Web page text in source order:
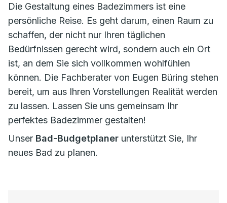
Die Gestaltung eines Badezimmers ist eine
persönliche Reise. Es geht darum, einen Raum zu
schaffen, der nicht nur Ihren täglichen
Bedürfnissen gerecht wird, sondern auch ein Ort
ist, an dem Sie sich vollkommen wohlfühlen
können. Die Fachberater von Eugen Büring stehen
bereit, um aus Ihren Vorstellungen Realität werden
zu lassen. Lassen Sie uns gemeinsam Ihr
perfektes Badezimmer gestalten!
Unser Bad-Budgetplaner unterstützt Sie, Ihr
neues Bad zu planen.